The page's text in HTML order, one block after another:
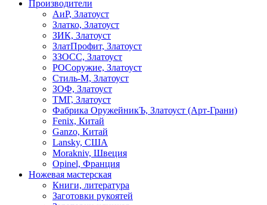
Производители
АиР, Златоуст
Златко, Златоуст
ЗИК, Златоуст
ЗлатПрофит, Златоуст
ЗЗОСС, Златоуст
РОСоружие, Златоуст
Стиль-М, Златоуст
ЗОФ, Златоуст
ТМГ, Златоуст
Фабрика ОружейникЪ, Златоуст (Арт-Грани)
Fenix, Китай
Ganzo, Китай
Lansky, США
Morakniv, Швеция
Opinel, Франция
Ножевая мастерская
Книги, литература
Заготовки рукоятей